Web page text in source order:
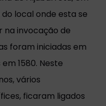
local onde esta se
invocação de
foram iniciadas em
1580. Neste
vários
ficaram ligados